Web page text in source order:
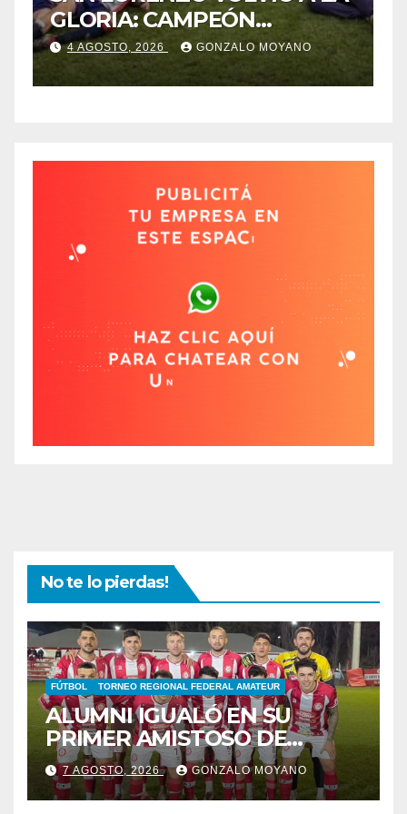
GLORIA: CAMPEÓN
DESPUÉS DE 42 AÑOS
4 AGOSTO, 2026 GONZALO MOYANO
No te lo pierdas!
FÚTBOL TORNEO REGIONAL FEDERAL AMATEUR
ALUMNI IGUALÓ EN SU
PRIMER AMISTOSO DE
PRETEMPORADA
7 AGOSTO, 2026 GONZALO MOYANO